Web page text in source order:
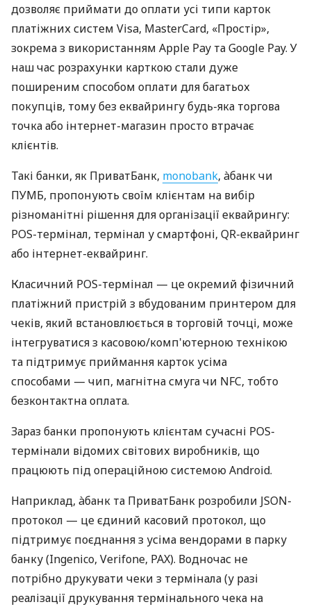
дозволяє приймати до оплати усі типи карток
платіжних систем Visa, MasterCard, «Простір»,
зокрема з використанням Apple Pay та Google Pay. У
наш час розрахунки карткою стали дуже
поширеним способом оплати для багатьох
покупців, тому без еквайрингу будь-яка торгова
точка або інтернет-магазин просто втрачає
клієнтів.
Такі банки, як ПриватБанк, monobank, àбанк чи
ПУМБ, пропонують своїм клієнтам на вибір
різноманітні рішення для організації еквайрингу:
POS-термінал, термінал у смартфоні, QR-еквайринг
або інтернет-еквайринг.
Класичний POS-термінал — це окремий фізичний
платіжний пристрій з вбудованим принтером для
чеків, який встановлюється в торговій точці, може
інтегруватися з касовою/комп'ютерною технікою
та підтримує приймання карток усіма
способами — чип, магнітна смуга чи NFC, тобто
безконтактна оплата.
Зараз банки пропонують клієнтам сучасні POS-
термінали відомих світових виробників, що
працюють під операційною системою Android.
Наприклад, àбанк та ПриватБанк розробили JSON-
протокол — це єдиний касовий протокол, що
підтримує поєднання з усіма вендорами в парку
банку (Ingenico, Verifone, PAX). Водночас не
потрібно друкувати чеки з термінала (у разі
реалізації друкування термінального чека на